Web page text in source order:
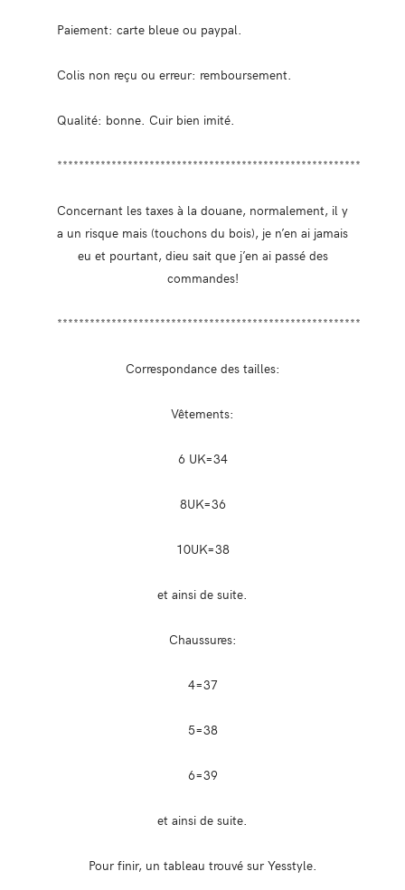
Paiement: carte bleue ou paypal.
Colis non reçu ou erreur: remboursement.
Qualité: bonne. Cuir bien imité.
********************************************************
Concernant les taxes à la douane, normalement, il y
a un risque mais (touchons du bois), je n’en ai jamais
eu et pourtant, dieu sait que j’en ai passé des
commandes!
********************************************************
Correspondance des tailles:
Vêtements:
6 UK=34
8UK=36
10UK=38
et ainsi de suite.
Chaussures:
4=37
5=38
6=39
et ainsi de suite.
Pour finir, un tableau trouvé sur Yesstyle.